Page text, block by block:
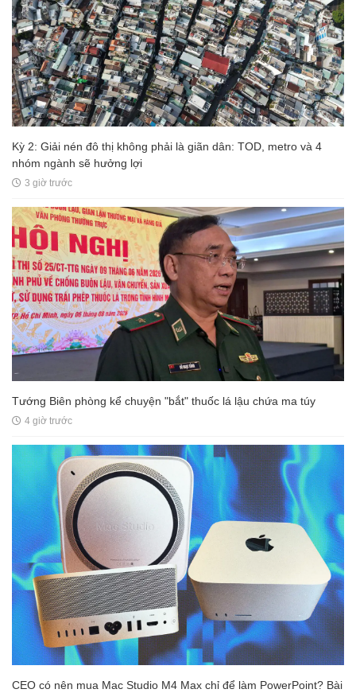
Kỳ 2: Giải nén đô thị không phải là giãn dân: TOD, metro và 4
nhóm ngành sẽ hưởng lợi
3 giờ trước
Tướng Biên phòng kể chuyện "bắt" thuốc lá lậu chứa ma túy
4 giờ trước
CEO có nên mua Mac Studio M4 Max chỉ để làm PowerPoint? Bài